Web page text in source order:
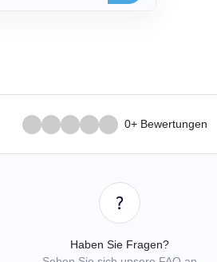
0+ Bewertungen
Haben Sie Fragen?